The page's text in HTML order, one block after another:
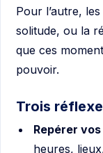
Pour l’autre,
solitude, ou la
que ces
pouvoir.
Trois
Repérer
heures,